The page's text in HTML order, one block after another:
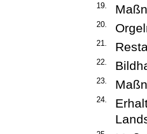
19.
20.
21.
22.
23.
24.